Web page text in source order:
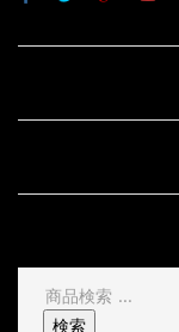
検
索
検索